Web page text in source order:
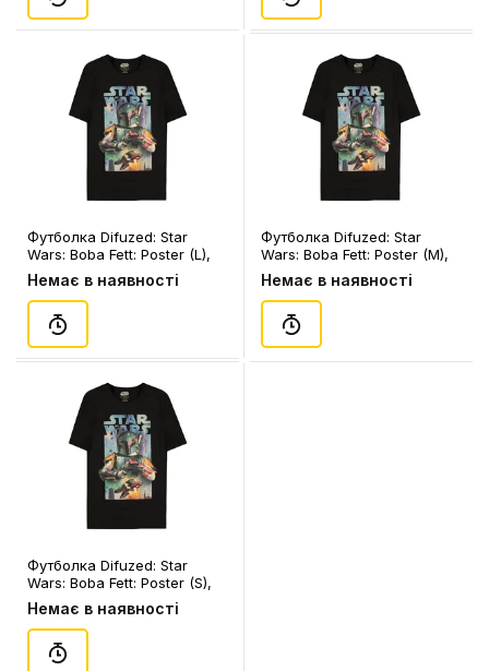
Футболка Difuzed: Star
Wars: Boba Fett: Poster (L),
(345858)
Немає в наявності
Футболка Difuzed: Star
Wars: Boba Fett: Poster (M),
(345834)
Немає в наявності
Футболка Difuzed: Star
Wars: Boba Fett: Poster (S),
(345810)
Немає в наявності